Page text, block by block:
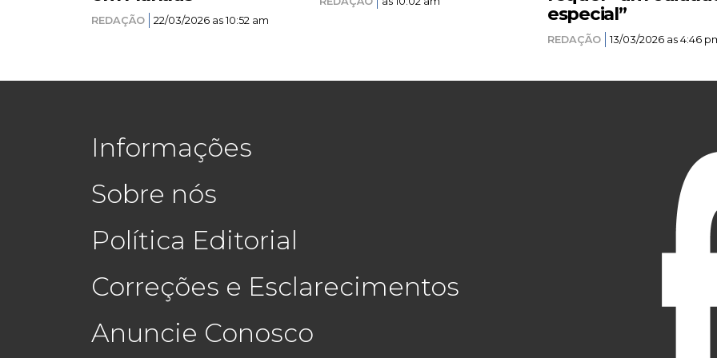
REDAÇÃO 22/03/2026 as 10:52 am
especial”
REDAÇÃO 13/03/2026 as 4:46
Informações
Sobre nós
Política Editorial
Correções e Esclarecimentos
Anuncie Conosco